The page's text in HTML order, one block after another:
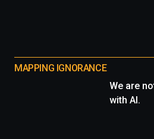
MAPPING IGNORANCE
We are
with AI.